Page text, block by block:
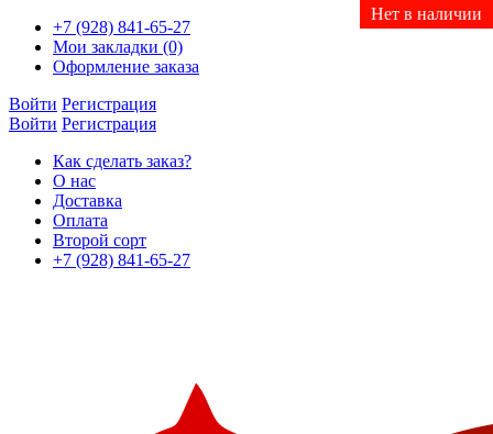
+7 (928) 841-65-27
Мои закладки (0)
Оформление заказа
Войти Регистрация
Войти Регистрация
Как сделать заказ?
О нас
Доставка
Оплата
Второй сорт
+7 (928) 841-65-27
Нет в наличии
Нет в наличии
Нет в наличии
Нет в наличии
Нет в наличии
Нет в наличии
Нет в наличии
Нет в наличии
Нет в наличии
Нет в наличии
Нет в наличии
Нет в наличии
Нет в наличии